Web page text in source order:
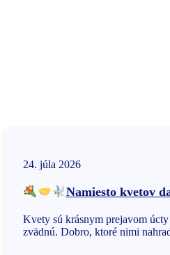
24. júla 2026
Namiesto kvetov
Kvety sú krásnym prejavom
zvädnú. Dobro, ktoré nimi